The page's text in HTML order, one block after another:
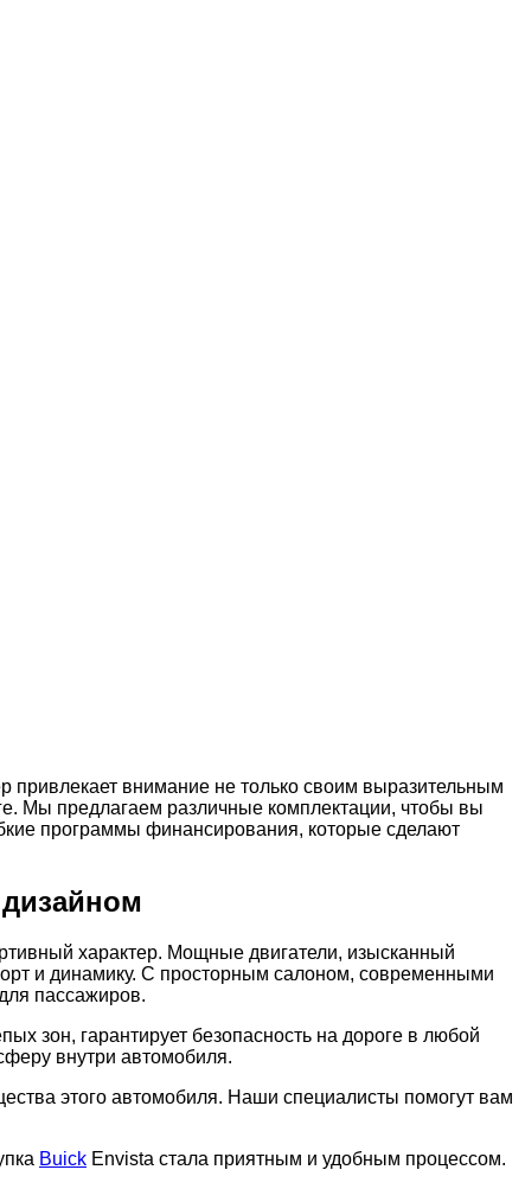
внимание не только своим выразительным
Мы предлагаем различные комплектации, чтобы вы
программы финансирования, которые сделают
характер. Мощные двигатели, изысканный
и динамику. С просторным салоном, современными
пассажиров.
зон, гарантирует безопасность на дороге в любой
внутри автомобиля.
этого автомобиля. Наши специалисты помогут вам
Buick Envista стала приятным и удобным процессом.